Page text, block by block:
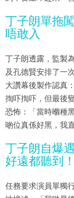
丁子朗單拖
唔敢入
丁子朗透露，監製
及孔德賢安排了一
大讚幕後製作認真
揈吓揈吓，但最後
恐怖：「當時嗰種
啲位真係好黑，我
丁子朗自爆
好遠都聽到！
任務要求演員單獨